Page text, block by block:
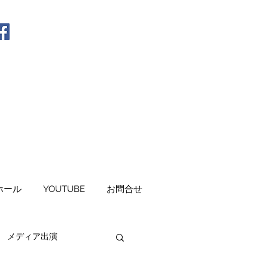
ール YOUTUBE お問合せ
メディア出演